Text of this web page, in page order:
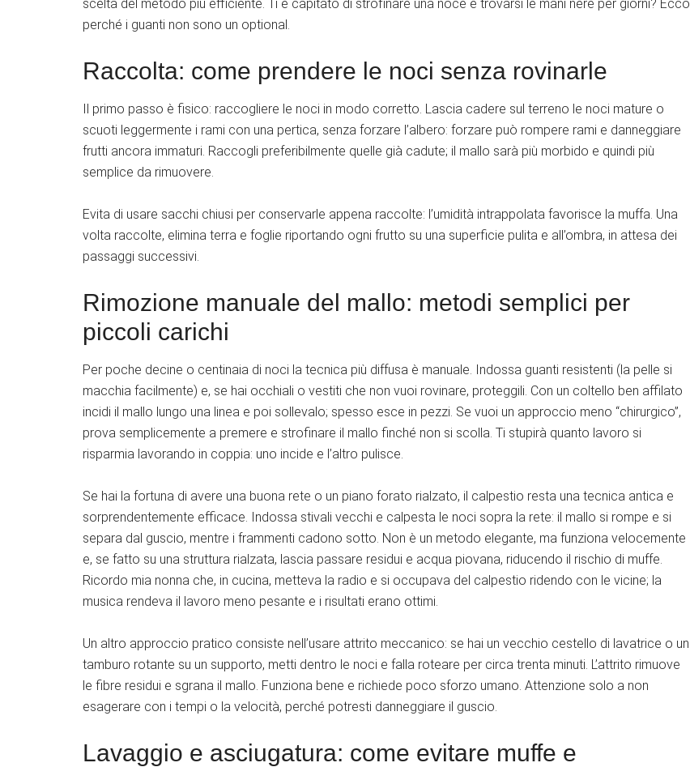
scelta del metodo più efficiente. Ti è capitato di strofinare una noce e trovarsi le mani nere per giorni? Ecco
perché i guanti non sono un optional.
Raccolta: come prendere le noci senza rovinarle
Il primo passo è fisico: raccogliere le noci in modo corretto. Lascia cadere sul terreno le noci mature o
scuoti leggermente i rami con una pertica, senza forzare l’albero: forzare può rompere rami e danneggiare
frutti ancora immaturi. Raccogli preferibilmente quelle già cadute; il mallo sarà più morbido e quindi più
semplice da rimuovere.
Evita di usare sacchi chiusi per conservarle appena raccolte: l’umidità intrappolata favorisce la muffa. Una
volta raccolte, elimina terra e foglie riportando ogni frutto su una superficie pulita e all’ombra, in attesa dei
passaggi successivi.
Rimozione manuale del mallo: metodi semplici per
piccoli carichi
Per poche decine o centinaia di noci la tecnica più diffusa è manuale. Indossa guanti resistenti (la pelle si
macchia facilmente) e, se hai occhiali o vestiti che non vuoi rovinare, proteggili. Con un coltello ben affilato
incidi il mallo lungo una linea e poi sollevalo; spesso esce in pezzi. Se vuoi un approccio meno “chirurgico”,
prova semplicemente a premere e strofinare il mallo finché non si scolla. Ti stupirà quanto lavoro si
risparmia lavorando in coppia: uno incide e l’altro pulisce.
Se hai la fortuna di avere una buona rete o un piano forato rialzato, il calpestio resta una tecnica antica e
sorprendentemente efficace. Indossa stivali vecchi e calpesta le noci sopra la rete: il mallo si rompe e si
separa dal guscio, mentre i frammenti cadono sotto. Non è un metodo elegante, ma funziona velocemente
e, se fatto su una struttura rialzata, lascia passare residui e acqua piovana, riducendo il rischio di muffe.
Ricordo mia nonna che, in cucina, metteva la radio e si occupava del calpestio ridendo con le vicine; la
musica rendeva il lavoro meno pesante e i risultati erano ottimi.
Un altro approccio pratico consiste nell’usare attrito meccanico: se hai un vecchio cestello di lavatrice o un
tamburo rotante su un supporto, metti dentro le noci e falla roteare per circa trenta minuti. L’attrito rimuove
le fibre residui e sgrana il mallo. Funziona bene e richiede poco sforzo umano. Attenzione solo a non
esagerare con i tempi o la velocità, perché potresti danneggiare il guscio.
Lavaggio e asciugatura: come evitare muffe e